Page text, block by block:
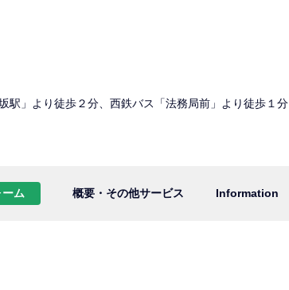
駅」より徒歩２分、西鉄バス「法務局前」より徒歩１分
ム 概要・その他サービス Information